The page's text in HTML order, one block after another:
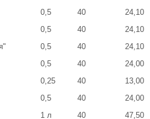
0,5 40
24,10
0,5 40
24,10
0,5 40
24,10
0,5 40
24,00
0,25
40
13,00
0,5 40
24,00
1 л
40 47,50